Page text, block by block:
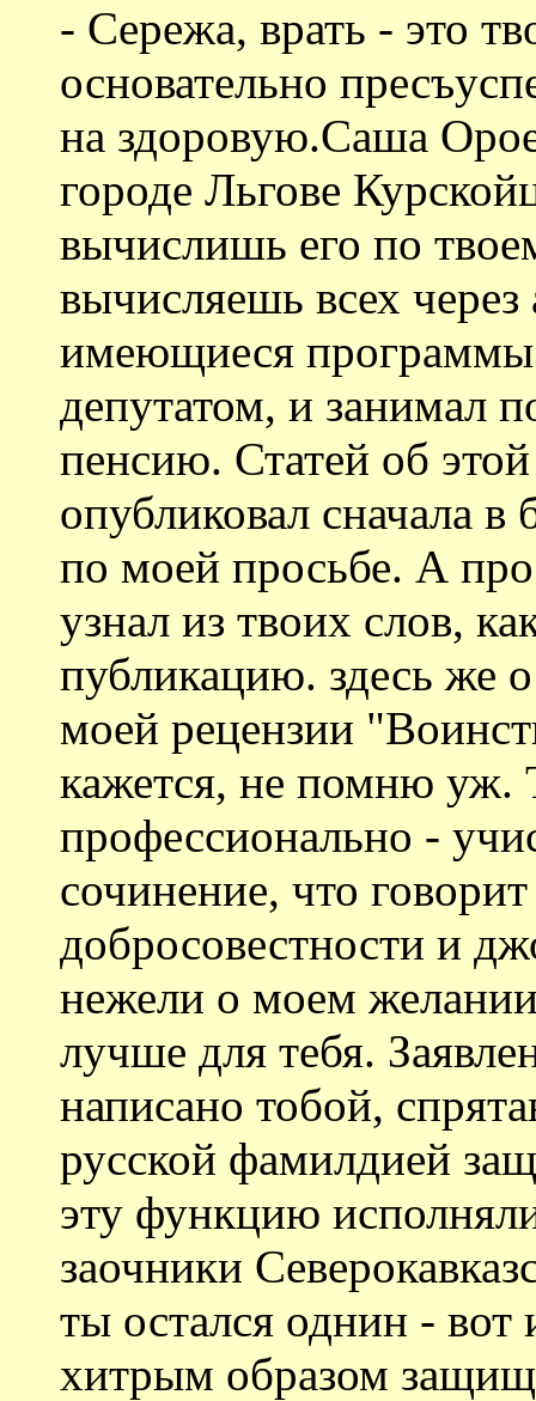
- Сережа, врать - это
основательно
на здоровую.Саша
городе Льгове
вычислишь его по
вычисляешь всех
имеющиеся
депутатом, и занимал
пенсию. Статей об
опубликовал сначала
по моей просьбе. А
узнал из твоих слов,
публикацию. здесь же
моей рецензии
кажется, не помню уж.
профессионально -
сочинение, что
добросовестности и
нежели о моем
лучше для тебя.
написано тобой,
русской фамилдией
эту функцию
заочники
ты остался однин -
хитрым образом